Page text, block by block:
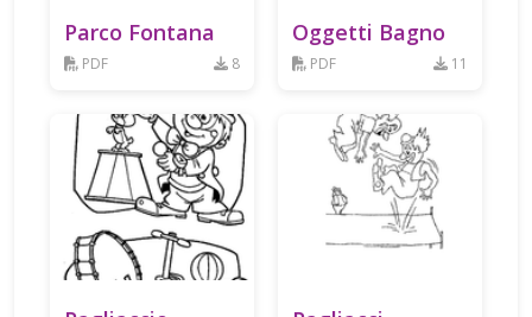
Parco Fontana
PDF 8
Oggetti Bagno
PDF 11